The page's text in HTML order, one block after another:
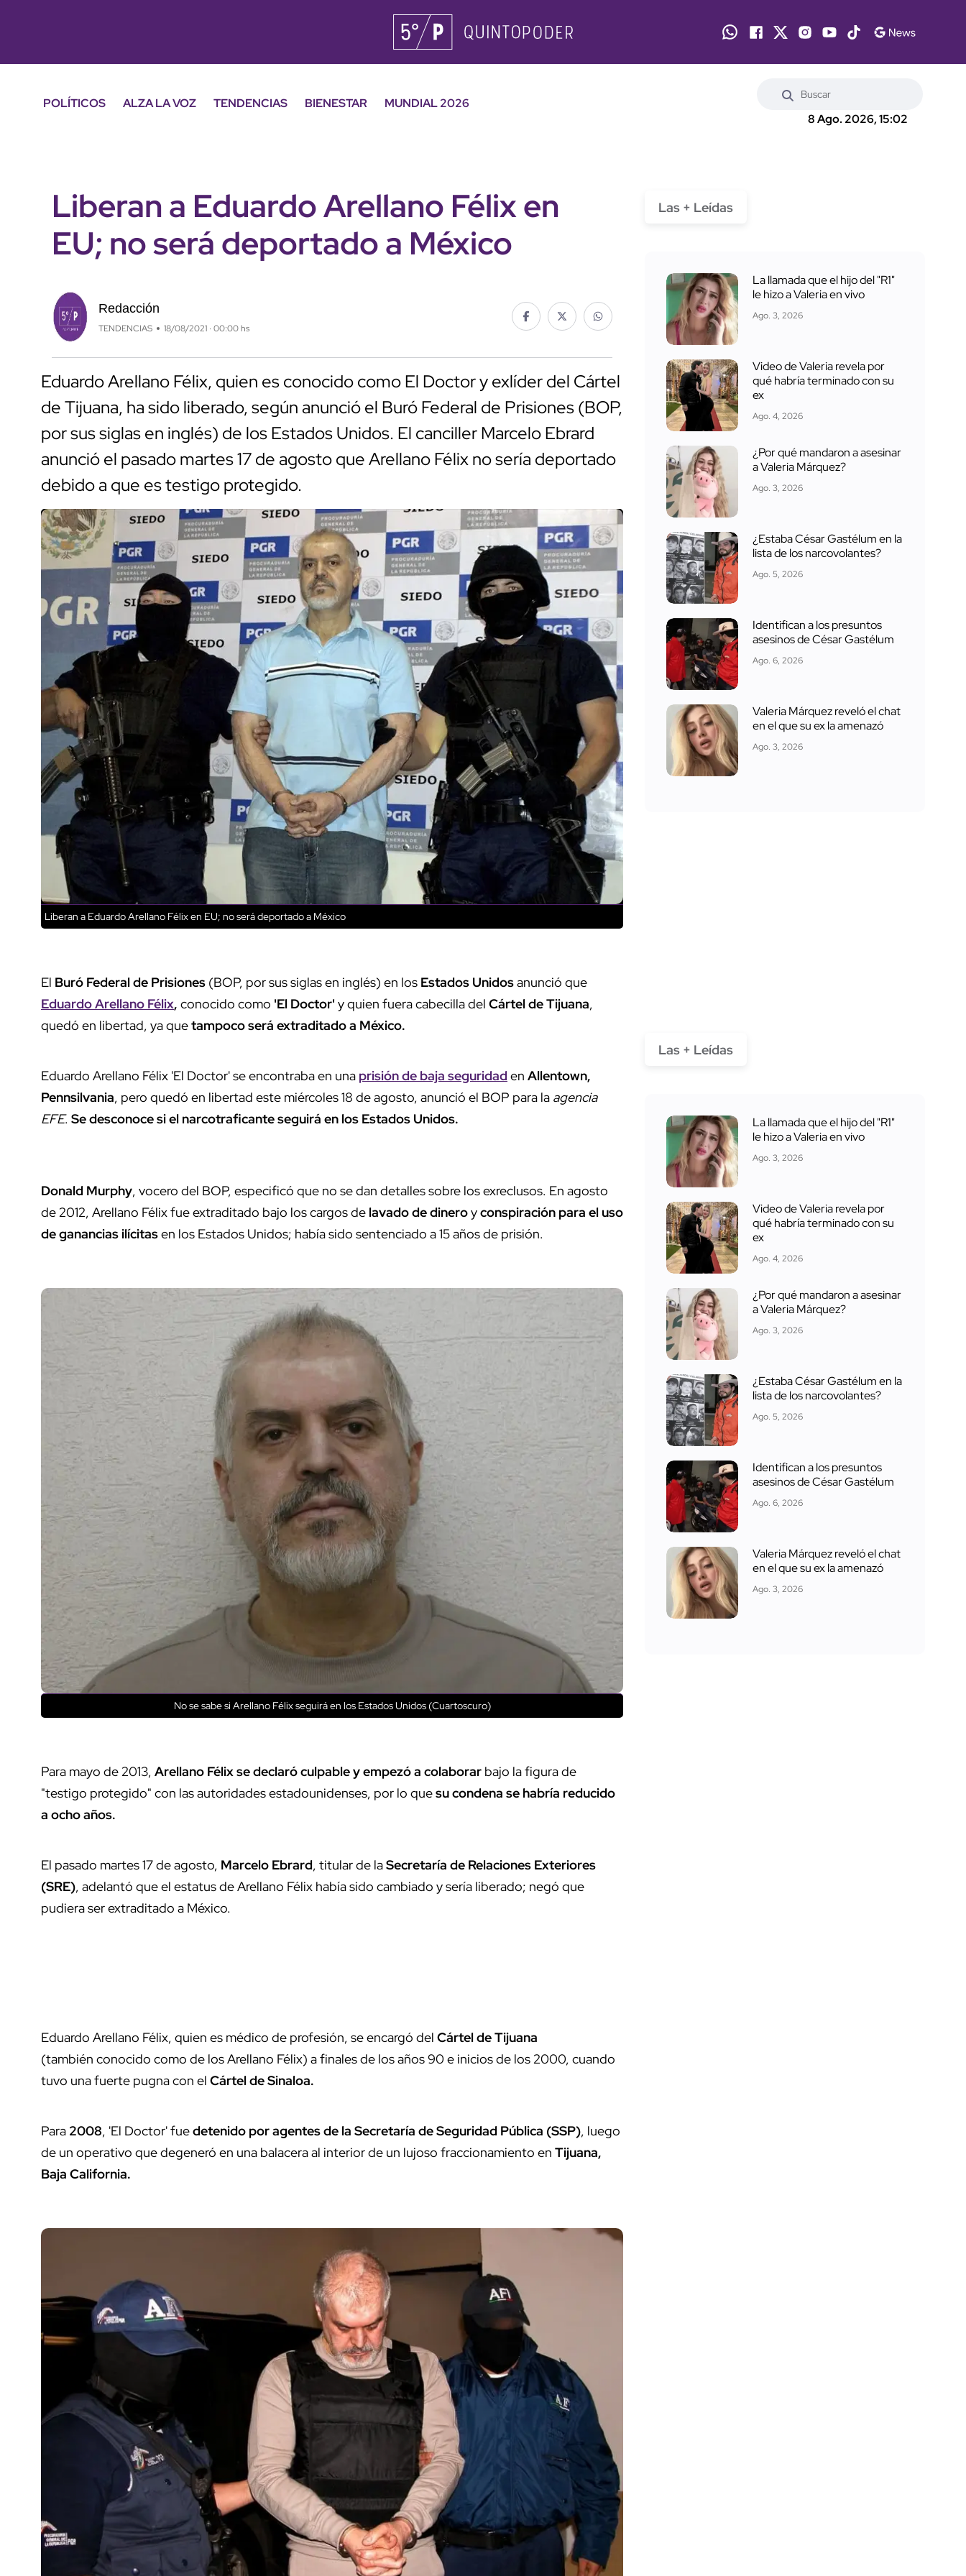
POLÍTICOS ALZA LA VOZ TENDENCIAS BIENESTAR
MUNDIAL 2026
8 Ago. 2026, 15:02
Liberan a Eduardo Arellano Félix en
EU; no será deportado a México
Redacción
TENDENCIAS 18/08/2021 · 00:00 hs
Eduardo Arellano Félix, quien es conocido como El Doctor y exlíder del Cártel
de Tijuana, ha sido liberado, según anunció el Buró Federal de Prisiones (BOP,
por sus siglas en inglés) de los Estados Unidos. El canciller Marcelo Ebrard
anunció el pasado martes 17 de agosto que Arellano Félix no sería deportado
debido a que es testigo protegido.
Liberan a Eduardo Arellano Félix en EU; no será deportado a México
El Buró Federal de Prisiones (BOP, por sus siglas en inglés) en los Estados Unidosanunció que
Eduardo Arellano Félix, conocido como 'El Doctor' y quien fuera cabecilla del Cártel de Tijuana,
quedó en libertad, ya quetampoco será extraditado a México.
Eduardo Arellano Félix 'El Doctor' se encontraba en una prisión de baja seguridaden Allentown,
Pennsilvania, pero quedó en libertad este miércoles 18 de agosto, anunció el BOP para la agencia
EFE. Se desconoce si el narcotraficante seguirá en los Estados Unidos.
Donald Murphy, vocero del BOP, especificó que no se dan detalles sobre los exreclusos. En agosto
de 2012, Arellano Félix fue extraditado bajo los cargos de lavado de dineroyconspiración para el uso
de ganancias ilícitasen los Estados Unidos; había sido sentenciado a 15 años de prisión.
No se sabe si Arellano Félix seguirá en los Estados Unidos (Cuartoscuro)
Para mayo de 2013, Arellano Félix se declaró culpable y empezó a colaborar bajo la figura de
"testigo protegido" con las autoridades estadounidenses, por lo quesu condena se habría reducido
a ocho años.
El pasado martes 17 de agosto, Marcelo Ebrard, titular de laSecretaría de Relaciones Exteriores
(SRE), adelantó que el estatus de Arellano Félix había sido cambiado y sería liberado; negó que
pudiera ser extraditado a México.
Eduardo Arellano Félix, quien es médico de profesión, se encargó del Cártel de Tijuana
(también conocido como de los Arellano Félix) a finales de los años 90 e inicios de los 2000, cuando
tuvo una fuerte pugna con el Cártel de Sinaloa.
Para 2008, 'El Doctor' fuedetenido por agentes de la Secretaría de Seguridad Pública (SSP), luego
de un operativo que degeneró en una balacera al interior de un lujoso fraccionamiento en Tijuana,
Baja California.
Las + Leídas
La llamada que el hijo del "R1"
le hizo a Valeria en vivo
Ago. 3, 2026
Video de Valeria revela por
qué habría terminado con su
ex
Ago. 4, 2026
¿Por qué mandaron a asesinar
a Valeria Márquez?
Ago. 3, 2026
¿Estaba César Gastélum en la
lista de los narcovolantes?
Ago. 5, 2026
Identifican a los presuntos
asesinos de César Gastélum
Ago. 6, 2026
Valeria Márquez reveló el chat
en el que su ex la amenazó
Ago. 3, 2026
Las + Leídas
La llamada que el hijo del "R1"
le hizo a Valeria en vivo
Ago. 3, 2026
Video de Valeria revela por
qué habría terminado con su
ex
Ago. 4, 2026
¿Por qué mandaron a asesinar
a Valeria Márquez?
Ago. 3, 2026
¿Estaba César Gastélum en la
lista de los narcovolantes?
Ago. 5, 2026
Identifican a los presuntos
asesinos de César Gastélum
Ago. 6, 2026
Valeria Márquez reveló el chat
en el que su ex la amenazó
Ago. 3, 2026